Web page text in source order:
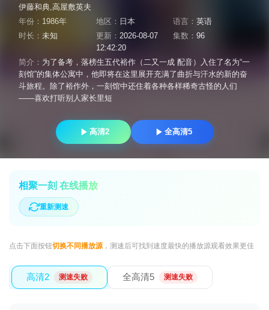
伊藤和典,高屋敷英夫
年份： 1986年 地区： 日本 语言：英语
时长： 未知 更新： 2026-08-07
12:42:20
集数：96
简介： 为了备考，落榜生五代裕作（二又一成 配音）入住了名为“一
刻馆”的集体公寓中，他即将在这里展开充满了曲折与汗水的新的奋
斗旅程。除了裕作外，一刻馆中还住着各种各样稀奇古怪的人们
——喜欢打听别人家长里短
高清2 全高清5
相聚一刻 在线播放
重新测速
点击下面按钮切换不同播放源，测速后可找到速度最快的播放源观看效果更佳
高清2 测速失败 全高清5 测速失败